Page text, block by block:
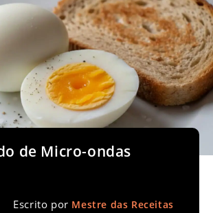
de Micro-ondas
Escrito por Mestre das Receitas